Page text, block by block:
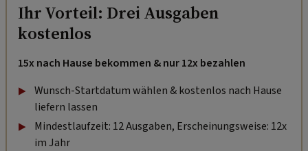
Ihr Vorteil: Drei Ausgaben
kostenlos
15x nach Hause bekommen & nur 12x bezahlen
Wunsch-Startdatum wählen & kostenlos nach Hause
liefern lassen
Mindestlaufzeit: 12 Ausgaben, Erscheinungsweise: 12x
im Jahr